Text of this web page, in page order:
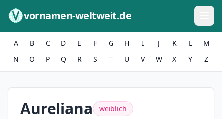
vornamen-weltweit.de
A B C D E F G H I J K L
M
N
O P Q R S T U V W X Y Z
Aureliana weiblich